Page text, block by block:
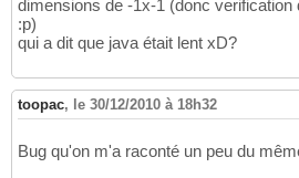
dimensions de -1x-1 (donc verification
:p)
qui a dit que java était lent xD?
toopac, le 30/12/2010 à 18h32
Bug qu'on m'a raconté un peu du